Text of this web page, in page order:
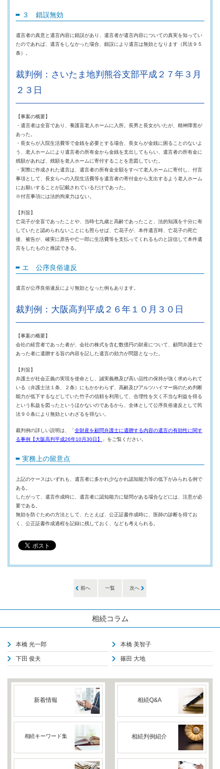
３ 錯誤無効
遺言者の真意と遺言内容に錯誤があり、遺言者が遺言内容についての真実を知ってい
たのであれば、遺言をしなかった場合、錯誤により遺言は無効となります（民法９５
条）。
裁判例：さいたま地判熊谷支部平成２７年３月
２３日
【事案の概要】
・遺言者は全盲であり、養護盲老人ホームに入所。長男と長女がいたが、精神障害が
あった。
・長女らが入院生活費等で金銭を必要とする場合、長女らが金銭に困ることのないよ
う、老人ホームにより遺言者の所有金から金銭を支出してもらい、遺言者の所有金に
残額があれば、残額を老人ホームに寄付することを意図していた。
・実際に作成された遺言は、遺言者の所有金全額をすべて老人ホームに寄付し、付言
事項として、長女らへの入院生活費等を遺言者の寄付金から支出するよう老人ホーム
にお願いすることが記載されているだけであった。
※付言事項には法的拘束力はない。
【判旨】
亡花子が全盲であったことや、当時七九歳と高齢であったこと、法的知識を十分に有
していたと認められないことにも照らせば、亡花子が、本件遺言時、亡花子の死亡
後、被告が、確実に原告や亡一郎に生活費等を支払ってくれるものと誤信して本件遺
言をしたものと推認できる。
エ 公序良俗違反
遺言が公序良俗違反により無効となった例もあります。
裁判例：大阪高判平成２６年１０月３０日
【事案の概要】
会社の経営者であった者が、会社の株式を含む数億円の財産について、顧問弁護士で
あった者に遺贈する旨の内容を記した遺言の効力が問題となった。
【判旨】
弁護士が社会正義の実現を使命とし、誠実義務及び高い品性の保持が強く求められて
いる（弁護士法１条、２条）にもかかわらず、高齢及びアルツハイマー病のため判断
能力が低下するなどしていた竹子の信頼を利用して、合理性を欠く不当な利益を得る
という私益を図ったというほかないのであるから、全体として公序良俗違反として民
法９０条により無効といわざるを得ない。
裁判例の詳しい説明は、「全財産を顧問弁護士に遺贈する内容の遺言の有効性に関す
る事例【大阪高判平成26年10月30日】
」をご覧ください。
実務上の留意点
上記のケースはいずれも、遺言者に多かれ少なかれ認知能力等の低下がみられる例で
ある。
したがって、遺言作成時に、遺言者に認知能力に疑問がある場合などには、注意が必
要である。
無効を防ぐための方法として、たとえば、公正証書作成時に、医師の診断を得てお
く、公正証書作成過程を記録に残しておく、なども考えられる。
前へ 一覧 次へ
相続コラム
本橋 光一郎 本橋 美智子
下田 俊夫 篠田 大地
新着情報 相続Q&A
相続キーワード集 相続判例紹介